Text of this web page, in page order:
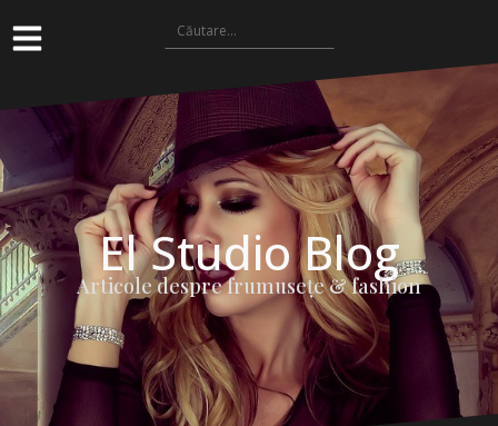
El Studio Blog
Articole despre frumuseţe & fashion